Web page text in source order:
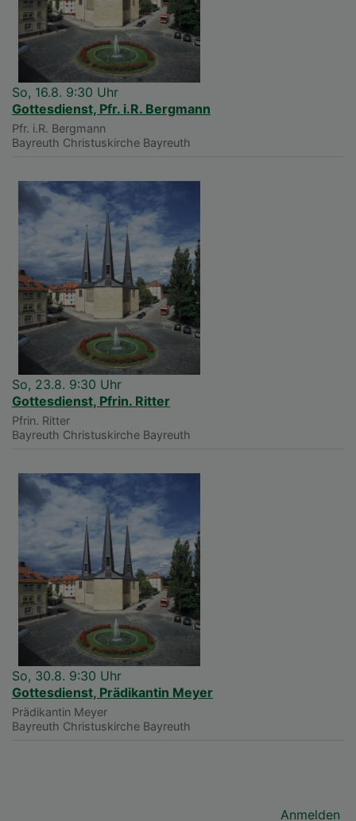
So, 16.8. 9:30 Uhr
Gottesdienst, Pfr. i.R. Bergmann
Pfr. i.R. Bergmann
Bayreuth Christuskirche Bayreuth
So, 23.8. 9:30 Uhr
Gottesdienst, Pfrin. Ritter
Pfrin. Ritter
Bayreuth Christuskirche Bayreuth
So, 30.8. 9:30 Uhr
Gottesdienst, Prädikantin Meyer
Prädikantin Meyer
Bayreuth Christuskirche Bayreuth
Anmelden